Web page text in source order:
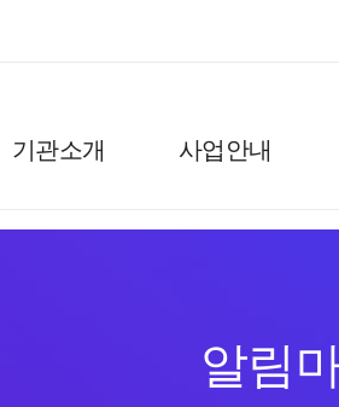
기관소개 사업안내
알림